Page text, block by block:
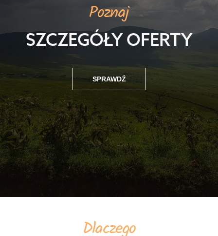
Poznaj
SZCZEGÓŁY OFERTY
SPRAWDŹ
Dlaczego